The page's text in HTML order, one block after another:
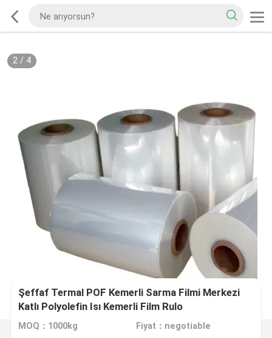
2/ 4
Şeffaf Termal POF Kemerli Sarma Filmi Merkezi
Katlı Polyolefin Isı Kemerli Film Rulo
MOQ：1000kg Fiyat：negotiable